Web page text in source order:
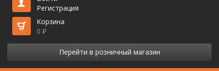
Регистрация
Корзина
0 ₽
Перейти в розничный магазин